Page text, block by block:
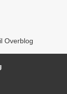
Overblog